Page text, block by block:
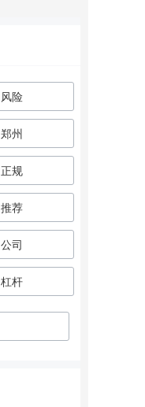
风险
郑州
正规
推荐
公司
杠杆